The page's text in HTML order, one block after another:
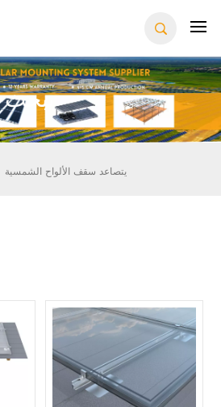
يبحث
يتصاعد سقف الألواح الشمسية